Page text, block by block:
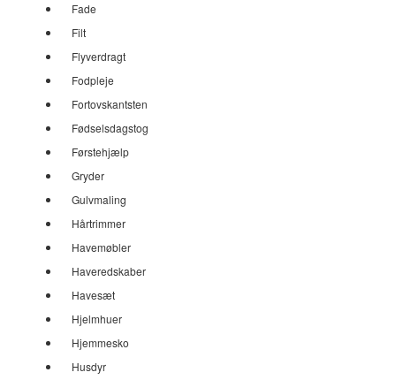
Fade
Filt
Flyverdragt
Fodpleje
Fortovskantsten
Fødselsdagstog
Førstehjælp
Gryder
Gulvmaling
Hårtrimmer
Havemøbler
Haveredskaber
Havesæt
Hjelmhuer
Hjemmesko
Husdyr